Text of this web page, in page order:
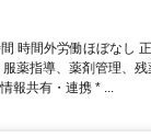
時間外労働ほぼなし
薬指導、薬剤管理、
報共有・連携 * ...